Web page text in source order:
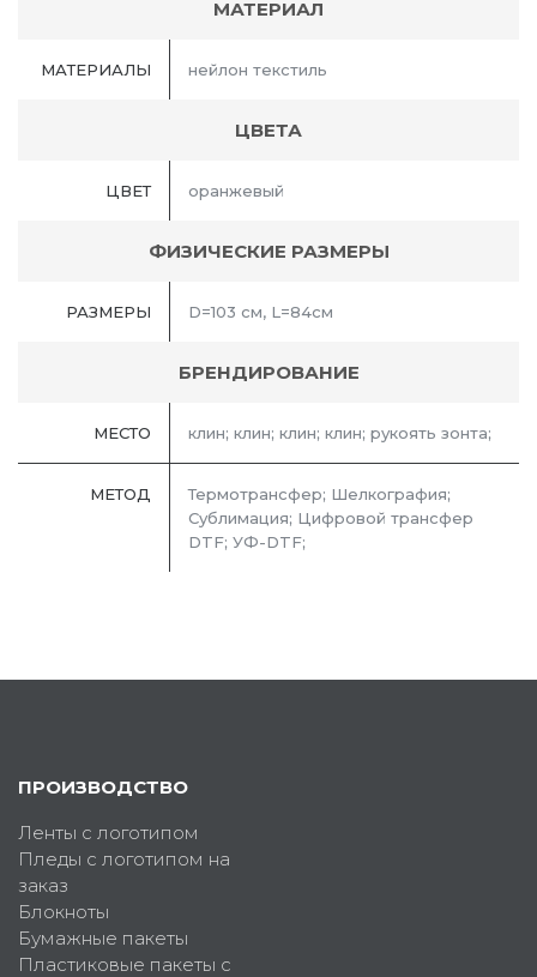
МАТЕРИАЛ
МАТЕРИАЛЫ нейлон текстиль
ЦВЕТА
ЦВЕТ оранжевый
ФИЗИЧЕСКИЕ РАЗМЕРЫ
РАЗМЕРЫ D=103 см, L=84см
БРЕНДИРОВАНИЕ
МЕСТО клин; клин; клин; клин; рукоять зонта;
МЕТОД
Термотрансфер; Шелкография;
Сублимация; Цифровой трансфер
DTF; УФ-DTF;
ПРОИЗВОДСТВО
Ленты с логотипом
Пледы с логотипом на
заказ
Блокноты
Бумажные пакеты
Пластиковые пакеты с